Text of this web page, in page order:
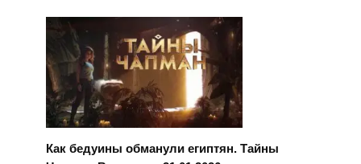
Как бедуины обманули египтян. Тайны
Чапман. Выпуск от 21.01.2026
2.7к.
Рожденный Ра. Как семья Рамзеса захватила трон, не
имея на него законных прав? Глас народа. Почему